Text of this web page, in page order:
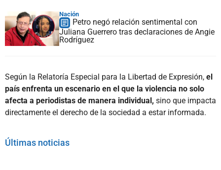
Nación
Petro negó relación sentimental con
Juliana Guerrero tras declaraciones de Angie
Rodríguez
Según la Relatoría Especial para la Libertad de Expresión, el
país enfrenta un escenario en el que la violencia no solo
afecta a periodistas de manera individual, sino que impacta
directamente el derecho de la sociedad a estar informada.
Últimas noticias